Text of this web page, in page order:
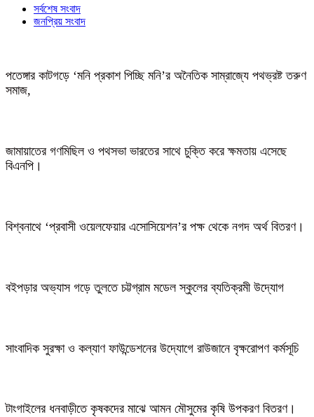
সর্বশেষ সংবাদ
জনপ্রিয় সংবাদ
পতেঙ্গার কাটগড়ে ‘মনি প্রকাশ পিচ্ছি মনি’র অনৈতিক সাম্রাজ্যে পথভ্রষ্ট তরুণ
সমাজ,
জামায়াতের গণমিছিল ও পথসভা ভারতের সাথে চুক্তি করে ক্ষমতায় এসেছে
বিএনপি।
বিশ্বনাথে ‘প্রবাসী ওয়েলফেয়ার এসোসিয়েশন’র পক্ষ থেকে নগদ অর্থ বিতরণ।
বইপড়ার অভ্যাস গড়ে তুলতে চট্টগ্রাম মডেল স্কুলের ব্যতিক্রমী উদ্যোগ
সাংবাদিক সুরক্ষা ও কল্যাণ ফাউন্ডেশনের উদ্যোগে রাউজানে বৃক্ষরোপণ কর্মসূচি
টাংগাইলের ধনবাড়ীতে কৃষকদের মাঝে আমন মৌসুমের কৃষি উপকরণ বিতরণ।